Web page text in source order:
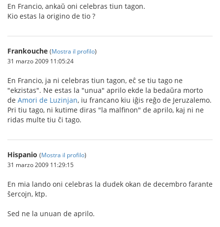
En Francio, ankaŭ oni celebras tiun tagon.
Kio estas la origino de tio ?
Frankouche (Mostra il profilo)
31 marzo 2009 11:05:24
En Francio, ja ni celebras tiun tagon, eĉ se tiu tago ne
"ekzistas". Ne estas la "unua" aprilo ekde la bedaŭra morto
de Amori de Luzinjan, iu francano kiu iĝis reĝo de Jeruzalemo.
Pri tiu tago, ni kutime diras "la malfinon" de aprilo, kaj ni ne
ridas multe tiu ĉi tago.
Hispanio (Mostra il profilo)
31 marzo 2009 11:29:15
En mia lando oni celebras la dudek okan de decembro farante
ŝercojn, ktp.
Sed ne la unuan de aprilo.